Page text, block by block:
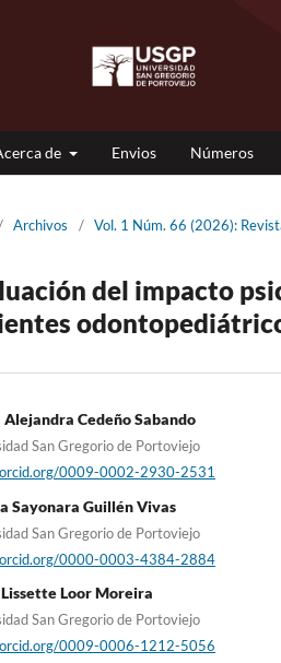
de Envios Números
Archivos / Vol. 1 Núm. 66 (2026):
del impacto
Cedeño Sabando
San Gregorio de Portoviejo
0009-0002-2930-2531
Sayonara Guillén Vivas
San Gregorio de Portoviejo
0000-0003-4384-2884
Loor Moreira
San Gregorio de Portoviejo
0009-0006-1212-5056